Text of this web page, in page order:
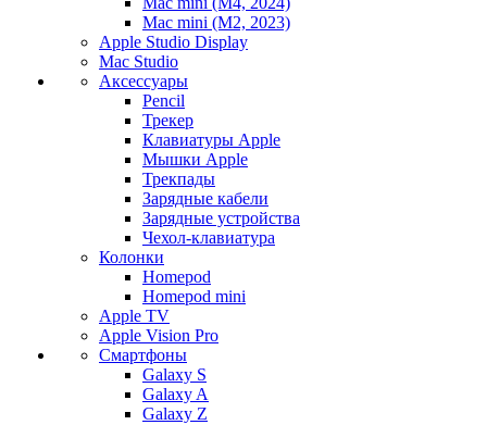
Mac mini (M2, 2023)
Apple Studio Display
Mac Studio
Аксессуары
Pencil
Трекер
Клавиатуры Apple
Мышки Apple
Трекпады
Зарядные кабели
Зарядные устройства
Чехол-клавиатура
Колонки
Homepod
Homepod mini
Apple TV
Apple Vision Pro
Смартфоны
Galaxy S
Galaxy A
Galaxy Z